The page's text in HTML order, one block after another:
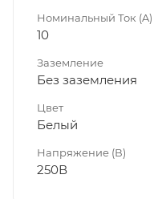
Номинальный Ток (A)
10
Заземление
Без заземления
Цвет
Белый
Напряжение (В)
250В